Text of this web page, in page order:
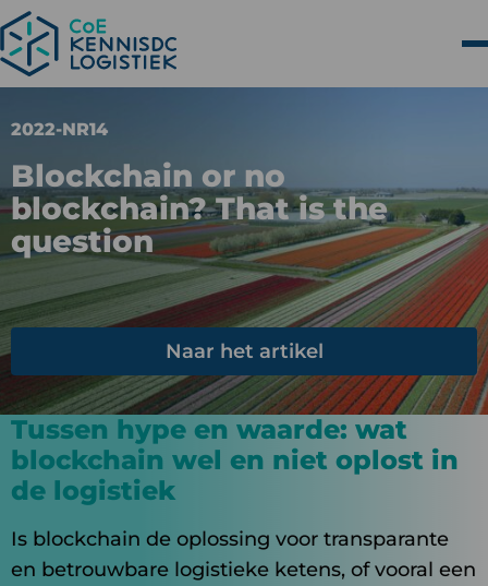
Blockchain or no
blockchain? That is the
question
2022-NR14
Naar het artikel
Tussen hype en waarde: wat
blockchain wel en niet oplost in
de logistiek
Is blockchain de oplossing voor transparante
en betrouwbare logistieke ketens, of vooral een